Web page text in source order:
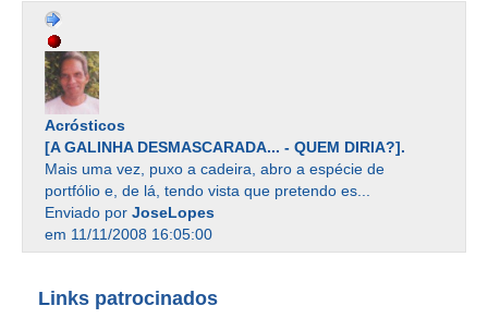
Acrósticos
[A GALINHA DESMASCARADA... - QUEM DIRIA?].
Mais uma vez, puxo a cadeira, abro a espécie de
portfólio e, de lá, tendo vista que pretendo es...
Enviado por JoseLopes
em 11/11/2008 16:05:00
Links patrocinados